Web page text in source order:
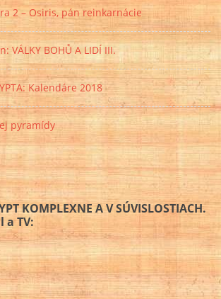
2 – Osiris, pán reinkarnácie
VÁLKY BOHŮ A LIDÍ III.
Kalendáre 2018
pyramídy
KOMPLEXNE A V SÚVISLOSTIACH.
a TV: